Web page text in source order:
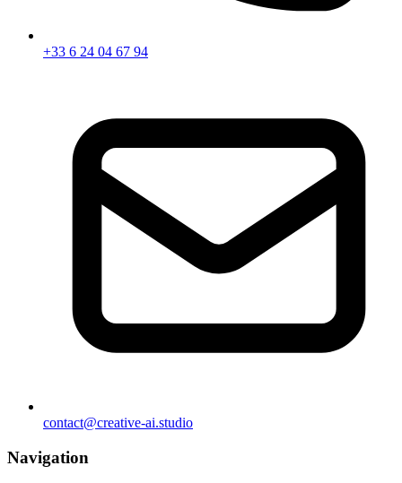
+33 6 24 04 67 94
contact@creative-ai.studio
Navigation